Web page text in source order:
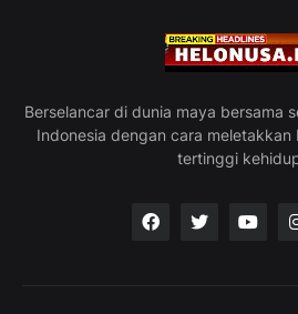
Berselancar di dunia maya bersama
Indonesia dengan cara meletakkan
tertinggi